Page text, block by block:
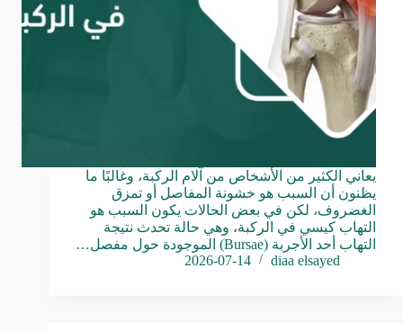
يعاني الكثير من الأشخاص من آلام الركبة، وغالبًا ما
يظنون أن السبب هو خشونة المفاصل أو تمزق
الغضروف، لكن في بعض الحالات يكون السبب هو
التهاب كيسي في الركبة، وهي حالة تحدث نتيجة
التهاب أحد الأجربة (Bursae) الموجودة حول مفصل…
diaa elsayed
2026-07-14